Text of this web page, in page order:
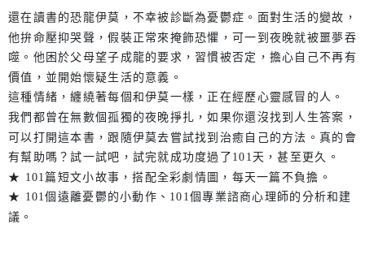
還在讀書的恐龍伊莫，不幸被診斷為憂鬱症。面對生活的變故，
他拚命壓抑哭聲，假裝正常來掩飾恐懼，可一到夜晚就被噩夢吞
噬。他困於父母望子成龍的要求，習慣被否定，擔心自己不再有
價值，並開始懷疑生活的意義。
這種情緒，纏繞著每個和伊莫一樣，正在經歷心靈感冒的人。
我們都曾在無數個孤獨的夜晚掙扎，如果你還沒找到人生答案，
可以打開這本書，跟隨伊莫去嘗試找到治癒自己的方法。真的會
有幫助嗎？試一試吧，試完就成功度過了101天，甚至更久。
★ 101篇短文小故事，搭配全彩劇情圖，每天一篇不負擔。
★ 101個遠離憂鬱的小動作、101個專業諮商心理師的分析和建
議。